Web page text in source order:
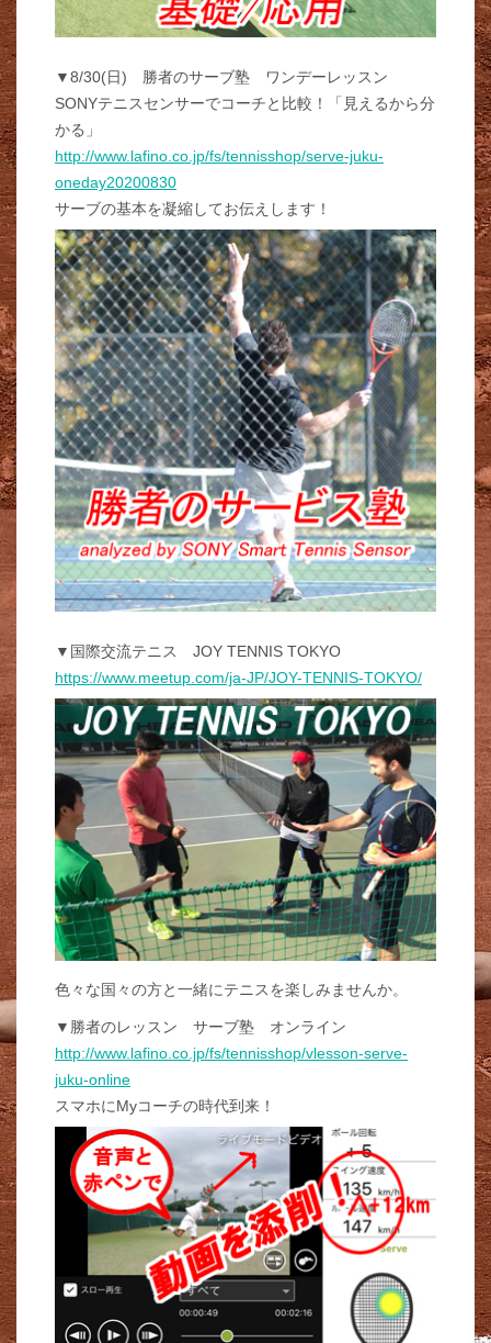
▼8/30(日) 勝者のサーブ塾 ワンデーレッスン
SONYテニスセンサーでコーチと比較！「見えるから分
かる」
http://www.lafino.co.jp/fs/tennisshop/serve-juku-
oneday20200830
サーブの基本を凝縮してお伝えします！
▼国際交流テニス JOY TENNIS TOKYO
https://www.meetup.com/ja-JP/JOY-TENNIS-TOKYO/
色々な国々の方と一緒にテニスを楽しみませんか。
▼勝者のレッスン サーブ塾 オンライン
http://www.lafino.co.jp/fs/tennisshop/vlesson-serve-
juku-online
スマホにMyコーチの時代到来！